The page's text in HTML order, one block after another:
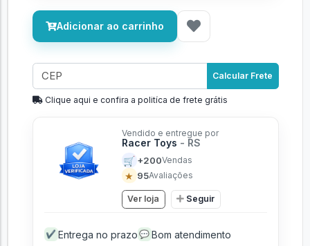
Adicionar ao carrinho
Calcular Frete
Clique aqui e confira a politíca de frete grátis
Vendido e entregue por
Racer Toys - RS
🛒 +200Vendas
★ 95Avaliações
Ver loja Seguir
✔ Entrega no prazo 💬 Bom atendimento